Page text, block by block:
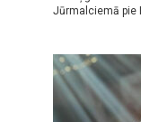
Jūrmalciemā pie